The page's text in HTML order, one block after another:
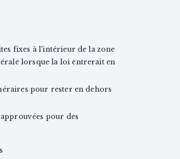
fixes à l'intérieur de la zone
lorsque la loi entrerait en
pour rester en dehors
pour des